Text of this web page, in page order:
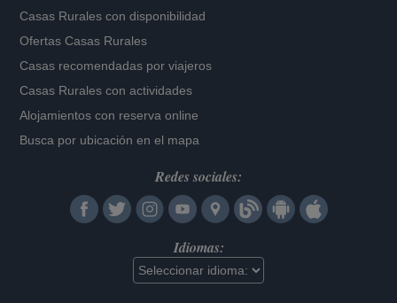
Casas Rurales con disponibilidad
Ofertas Casas Rurales
Casas recomendadas por viajeros
Casas Rurales con actividades
Alojamientos con reserva online
Busca por ubicación en el mapa
Redes sociales:
Idiomas: